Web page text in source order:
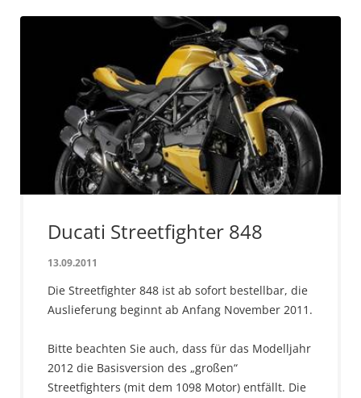
Ducati Streetfighter 848
13.09.2011
Die Streetfighter 848 ist ab sofort bestellbar, die
Auslieferung beginnt ab Anfang November 2011.
Bitte beachten Sie auch, dass für das Modelljahr
2012 die Basisversion des „großen“
Streetfighters (mit dem 1098 Motor) entfällt. Die